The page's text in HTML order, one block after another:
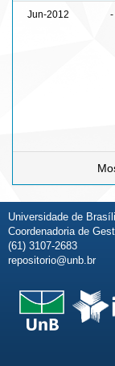
Jun-2012 -
Universidade de
Coordenadoria de
(61) 3107-2683
repositorio@unb.br